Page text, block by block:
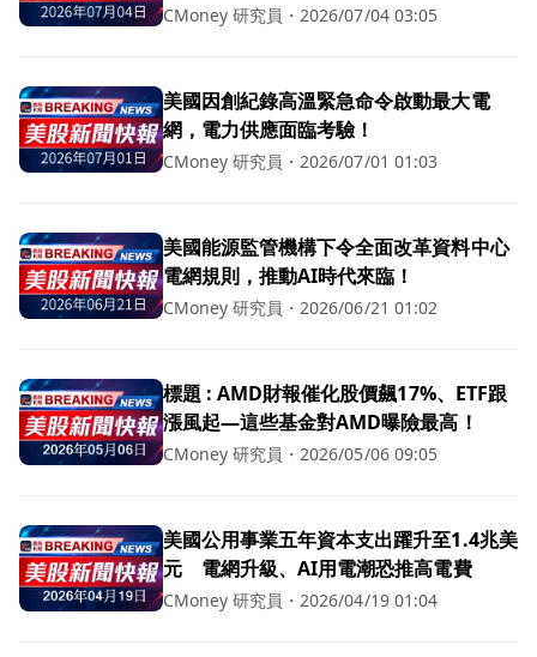
CMoney 研究員 ・2026/07/04 03:05
美國因創紀錄高溫緊急命令啟動最大電
網，電力供應面臨考驗！
CMoney 研究員 ・2026/07/01 01:03
美國能源監管機構下令全面改革資料中心
電網規則，推動AI時代來臨！
CMoney 研究員 ・2026/06/21 01:02
標題 : AMD財報催化股價飆17%、ETF跟
漲風起—這些基金對AMD曝險最高！
CMoney 研究員 ・2026/05/06 09:05
美國公用事業五年資本支出躍升至1.4兆美
元 電網升級、AI用電潮恐推高電費
CMoney 研究員 ・2026/04/19 01:04